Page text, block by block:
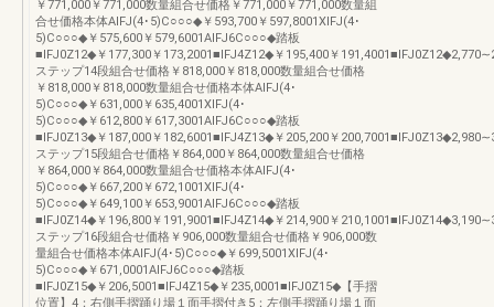
￥771,000￥771,000数量組合せ価格￥771,000￥771,000数量組
合せ価格本体AIFJ(4･5)C○○○◆￥593,700￥597,8001XIFJ(4･
5)C○○○◆￥575,600￥579,6001AIFJ6C○○○◆踏板
■IFJ0Z12◆￥177,300￥173,2001■IFJ4Z12◆￥195,400￥
ステップ14段組合せ価格￥818,000￥818,000数量組合せ価格
￥818,000￥818,000数量組合せ価格本体AIFJ(4･
5)C○○○◆￥631,000￥635,4001XIFJ(4･
5)C○○○◆￥612,800￥617,3001AIFJ6C○○○◆踏板
■IFJ0Z13◆￥187,000￥182,6001■IFJ4Z13◆￥205,200￥
ステップ15段組合せ価格￥864,000￥864,000数量組合せ価格
￥864,000￥864,000数量組合せ価格本体AIFJ(4･
5)C○○○◆￥667,200￥672,1001XIFJ(4･
5)C○○○◆￥649,100￥653,9001AIFJ6C○○○◆踏板
■IFJ0Z14◆￥196,800￥191,9001■IFJ4Z14◆￥214,900￥
ステップ16段組合せ価格￥906,000数量組合せ価格￥906,000数
量組合せ価格本体AIFJ(4･5)C○○○◆￥699,5001XIFJ(4･
5)C○○○◆￥671,0001AIFJ6C○○○◆踏板
■IFJ0Z15◆￥206,5001■IFJ4Z15◆￥235,0001■IFJ0Z15◆【手摺
位置】4：右側手摺踊り場１面手摺付き5：左側手摺踊り場１面